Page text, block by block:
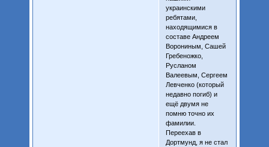
украинскими
ребятами,
находящимися в
составе Андреем
Ворониным, Сашей
Гребеножко,
Русланом
Валеевым, Сергеем
Левченко (который
недавно погиб) и
ещё двумя не
помню точно их
фамилии.
Переехав в
Дортмунд, я не стал